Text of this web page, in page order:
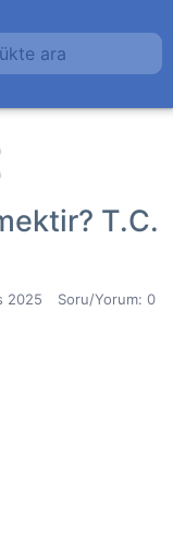
ara
T.C.
2025 Soru/Yorum: 0